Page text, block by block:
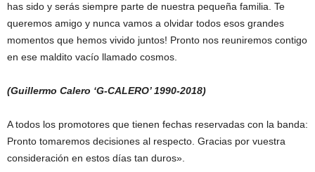
has sido y serás siempre parte de nuestra pequeña familia. Te
queremos amigo y nunca vamos a olvidar todos esos grandes
momentos que hemos vivido juntos! Pronto nos reuniremos contigo
en ese maldito vacío llamado cosmos.
(Guillermo Calero ‘G-CALERO’ 1990-2018)
A todos los promotores que tienen fechas reservadas con la banda:
Pronto tomaremos decisiones al respecto. Gracias por vuestra
consideración en estos días tan duros».